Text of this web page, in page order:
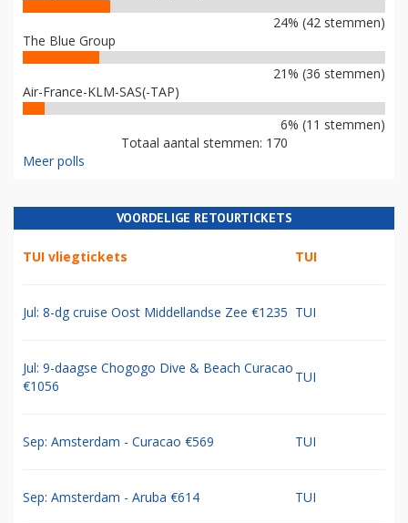
24% (42 stemmen)
The Blue Group
21% (36 stemmen)
Air-France-KLM-SAS(-TAP)
6% (11 stemmen)
Totaal aantal stemmen: 170
Meer polls
VOORDELIGE RETOURTICKETS
TUI vliegtickets TUI
Jul: 8-dg cruise Oost Middellandse Zee €1235 TUI
Jul: 9-daagse Chogogo Dive & Beach Curacao
€1056
TUI
Sep: Amsterdam - Curacao €569 TUI
Sep: Amsterdam - Aruba €614 TUI